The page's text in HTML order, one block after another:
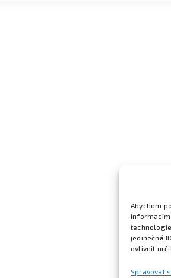
Abychom
informacím
jedinečná
ovlivnit
Spravovat